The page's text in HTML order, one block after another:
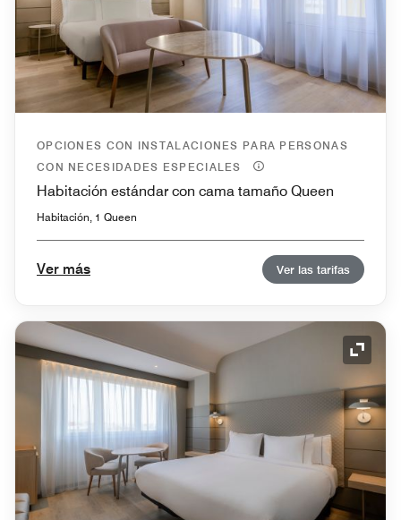
OPCIONES CON INSTALACIONES PARA PERSONAS
CON NECESIDADES ESPECIALES
Habitación estándar con cama tamaño Queen
Habitación, 1 Queen
Ver más Ver las tarifas
Icono